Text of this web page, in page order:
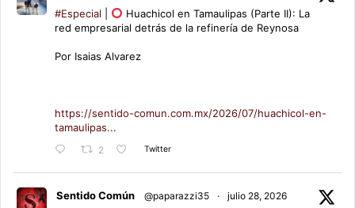
#Especial
Huachicol en Tamaulipas (Parte II): La
red empresarial detrás de la refinería de Reynosa
Por Isaias Alvarez
https://sentido-comun.com.mx/2026/07/huachicol-en-
tamaulipas...
2 Twitter
Sentido Común @paparazzi35 · julio 28, 2026